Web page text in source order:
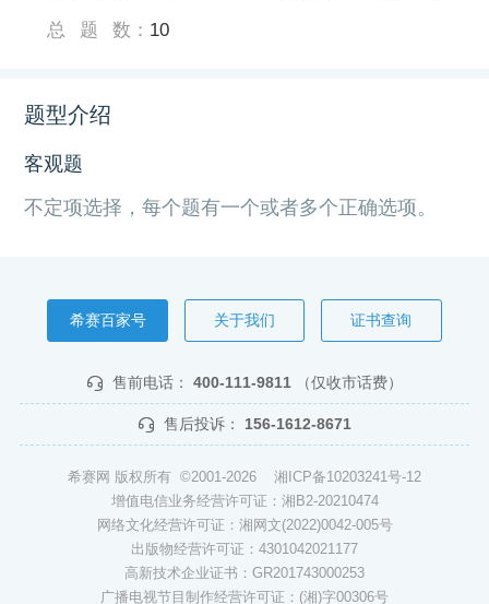
总题数 ： 10
题型介绍
客观题
不定项选择，每个题有一个或者多个正确选项。
希赛百家号 关于我们 证书查询
售前电话： 400-111-9811 （仅收市话费）
售后投诉： 156-1612-8671
希赛网 版权所有 ©2001-2026 湘ICP备10203241号-12
增值电信业务经营许可证：湘B2-20210474
网络文化经营许可证：湘网文(2022)0042-005号
出版物经营许可证：4301042021177
高新技术企业证书：GR201743000253
广播电视节目制作经营许可证：(湘)字00306号